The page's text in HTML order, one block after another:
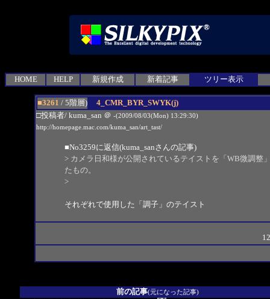
HOME HELP 新規作成 新着記事 ツリー表示
■3261 / 5階層)
4_CMR_BYR_SWYK(j)
□投稿者/ kuma_san ＠ -(2009/08/03(Mon) 13:29:30)
http://homepage.mac.com/kuma_san/art_tast/
■No3259に返信(kuma_sanさんの記事)
> カメラ日和様が公開されているテイストを「WB微調整
たもの。
>
それぞれで使用した「調子」のテイスト
前の記事(元になった記事)